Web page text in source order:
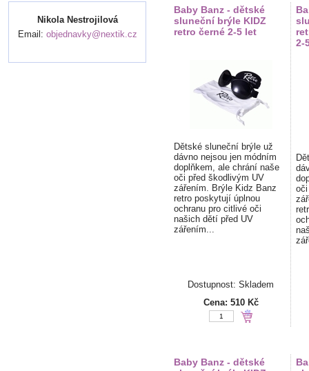
Nikola Nestrojilová
Email: objednavky@nextik.cz
Baby Banz - dětské
sluneční brýle KIDZ
retro černé 2-5 let
Dětské sluneční brýle už
dávno nejsou jen módním
doplňkem, ale chrání naše
oči před škodlivým UV
zářením. Brýle Kidz Banz
retro poskytují úplnou
ochranu pro citlivé oči
našich dětí před UV
zářením...
Dostupnost: Skladem
Cena: 510 Kč
2-
Baby Banz - dětské